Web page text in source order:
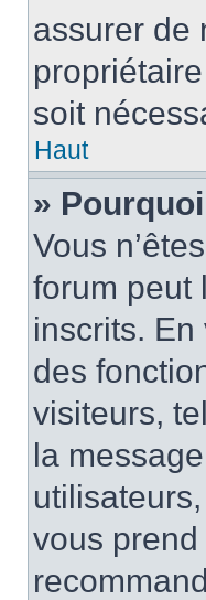
assurer de
soit
Haut
»
Vous
forum peut
inscrits.
des
visiteurs,
la
vous prend